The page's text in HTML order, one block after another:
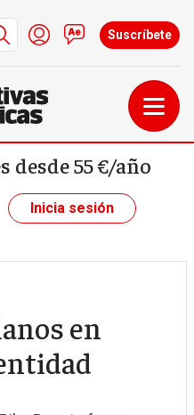
Menú de cuenta de
Iniciar sesión
Contacto
Suscríbete
desde 55 €/año
Inicia sesión
en